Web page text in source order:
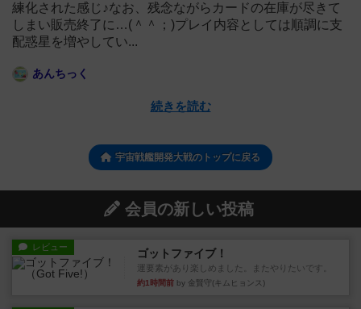
練化された感じ♪なお、残念ながらカードの在庫が尽きて
しまい販売終了に…(＾＾；)プレイ内容としては順調に支
配惑星を増やしてい...
あんちっく
続きを読む
宇宙戦艦開発大戦のトップに戻る
会員の新しい投稿
レビュー ゴットファイブ！
運要素があり楽しめました。またやりたいです。
約1時間前 by 金賢守(キムヒョンス)